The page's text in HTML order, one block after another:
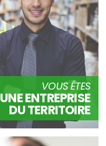
VOUS ÊTES
UNE ENTREPRISE
DU TERRITOIRE